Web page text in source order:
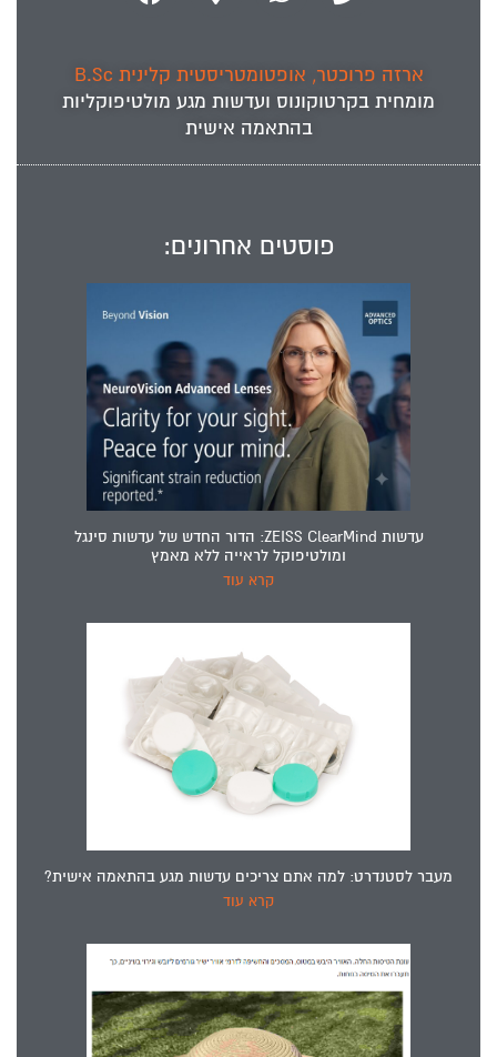
ארזה פרוכטר, אופטומטריסטית קלינית B.Sc
מומחית בקרטוקונוס ועדשות מגע מולטיפוקליות
בהתאמה אישית
פוסטים אחרונים:
עדשות ZEISS ClearMind: הדור החדש של עדשות סינגל
ומולטיפוקל לראייה ללא מאמץ
קרא עוד
מעבר לסטנדרט: למה אתם צריכים עדשות מגע בהתאמה אישית?
קרא עוד